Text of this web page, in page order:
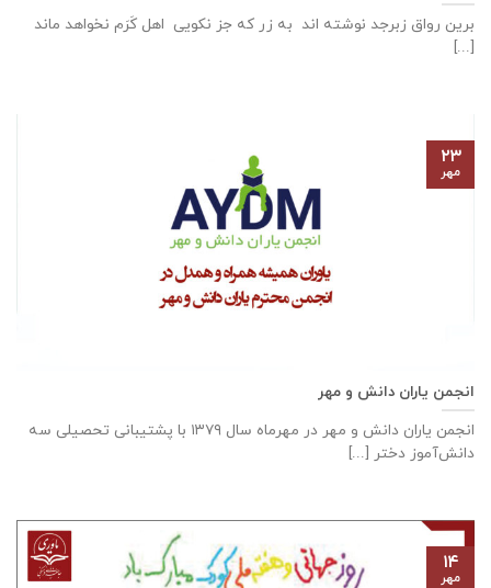
برین رواق زبرجد نوشته اند به زر که جز نکویی اهل کَرَم نخواهد ماند
[...]
انجمن یاران دانش و مهر
انجمن یاران دانش و مهر در مهرماه سال ۱۳۷۹ با پشتیبانی تحصیلی سه
دانش‌آموز دختر [...]
۲۳
مهر
۱۴
مهر